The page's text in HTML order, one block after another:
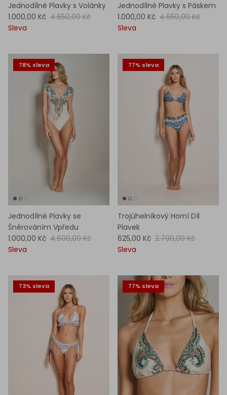
Jednodílné Plavky s Volánky
1.000,00 Kč 4.650,00 Kč
Sleva
Jednodílné Plavky s Páskem
1.000,00 Kč 4.650,00 Kč
Sleva
78% sleva
Jednodílné Plavky se
Šněrováním Vpředu
1.000,00 Kč 4.600,00 Kč
Sleva
77% sleva
Trojúhelníkový Horní Díl
Plavek
625,00 Kč 2.700,00 Kč
Sleva
73% sleva 77% sleva